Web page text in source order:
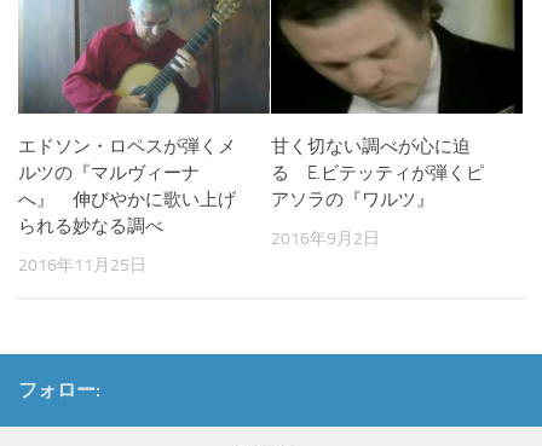
エドソン・ロペスが弾くメ
ルツの『マルヴィーナ
へ』 伸びやかに歌い上げ
られる妙なる調べ
2016年11月25日
甘く切ない調べが心に迫
る E.ビテッティが弾くピ
アソラの『ワルツ』
2016年9月2日
フォロー: